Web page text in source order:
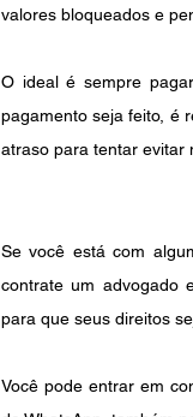
valores bloqueados e
O ideal é sempre
pagamento seja feito, é
atraso para tentar evitar
Se você está com
contrate um advogado
para que seus direitos
Você pode entrar em